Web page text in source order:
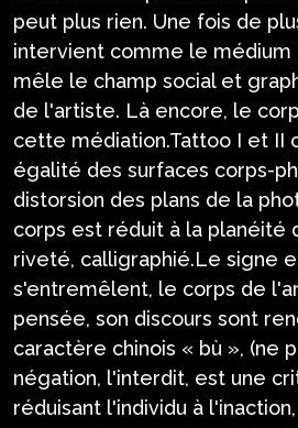
peut plus rien. Une fois de
intervient comme le médium
mêle le champ social et
de l'artiste. Là encore, le
cette médiation.Tattoo I et II
égalité des surfaces corps-
distorsion des plans de la
corps est réduit à la planéité
riveté, calligraphié.Le signe
s'entremêlent, le corps de
pensée, son discours sont
caractère chinois « bù », (ne
négation, l'interdit, est une
réduisant l'individu à